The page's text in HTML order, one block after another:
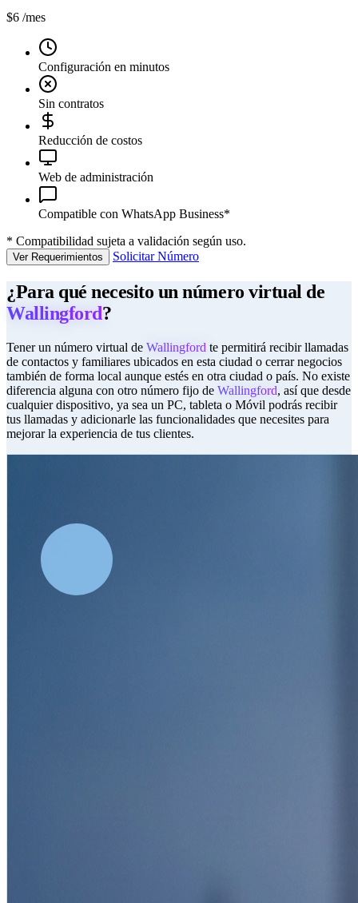
$6 /mes
Configuración en minutos
Sin contratos
Reducción de costos
Web de administración
Compatible con WhatsApp Business*
* Compatibilidad sujeta a validación según uso.
Ver Requerimientos Solicitar Número
¿Para qué necesito un número virtual de
Wallingford?
Tener un número virtual de Wallingford te permitirá recibir llamadas
de contactos y familiares ubicados en esta ciudad o cerrar negocios
también de forma local aunque estés en otra ciudad o país. No existe
diferencia alguna con otro número fijo de Wallingford, así que desde
cualquier dispositivo, ya sea un PC, tableta o Móvil podrás recibir
tus llamadas y adicionarle las funcionalidades que necesites para
mejorar la experiencia de tus clientes.